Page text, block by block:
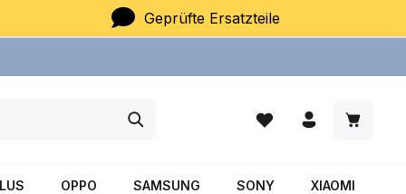
Geprüfte Ersatzteile
Du hast 0 Produkte
OPPO SAMSUNG SONY XIAOMI